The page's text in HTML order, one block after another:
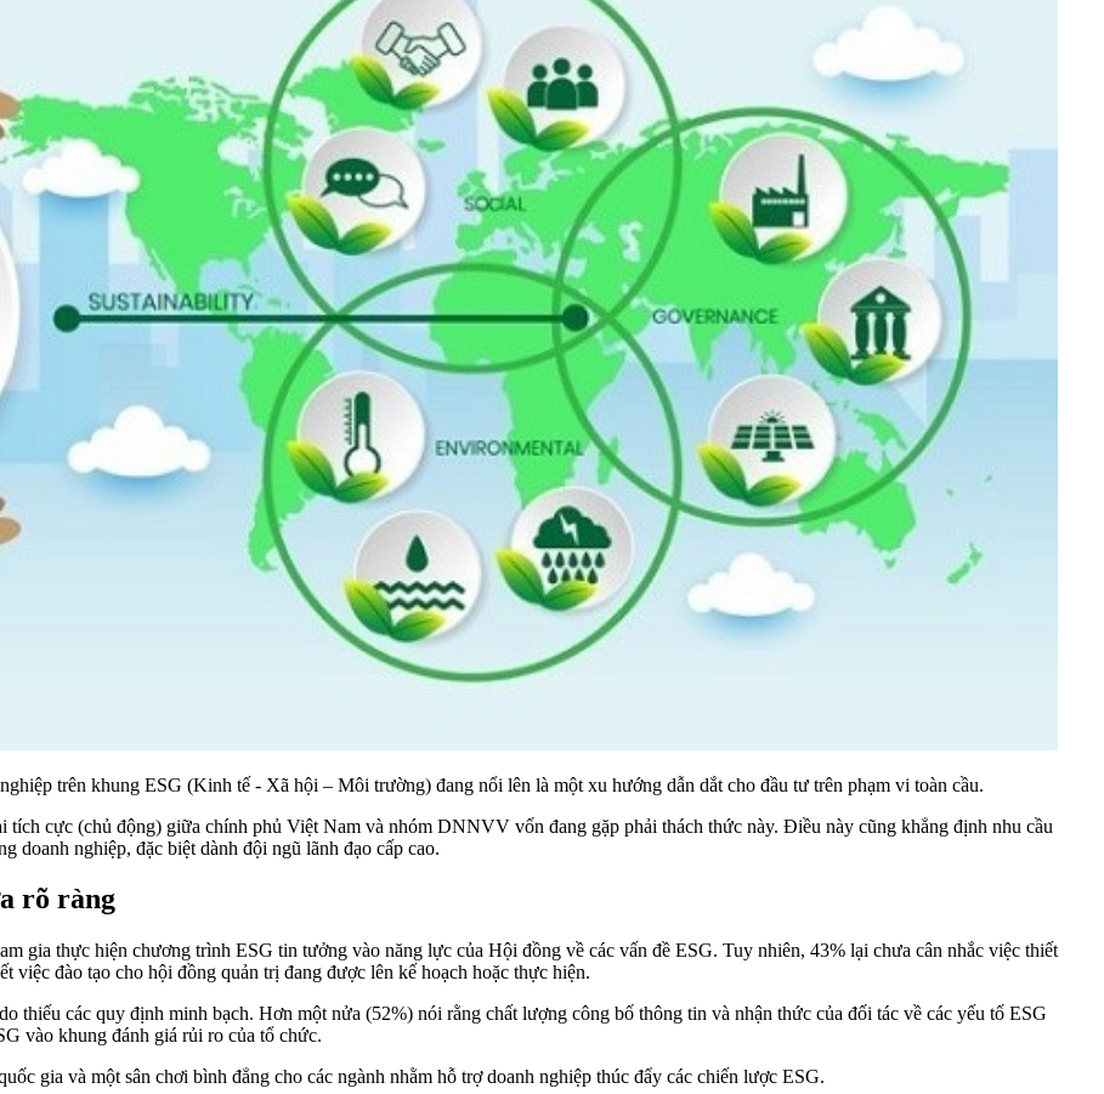
trên khung ESG (Kinh tế - Xã hội – Môi trường) đang nổi lên là một xu hướng dẫn dắt cho đầu tư trên phạm vi toàn cầu.
tích cực (chủ động) giữa chính phủ Việt Nam và nhóm DNNVV vốn đang gặp phải thách thức này. Điều này cũng khẳng định nhu cầu
doanh nghiệp, đặc biệt dành đội ngũ lãnh đạo cấp cao.
rõ ràng
gia thực hiện chương trình ESG tin tưởng vào năng lực của Hội đồng về các vấn đề ESG. Tuy nhiên, 43% lại chưa cân nhắc việc thiết
việc đào tạo cho hội đồng quản trị đang được lên kế hoạch hoặc thực hiện.
thiếu các quy định minh bạch. Hơn một nửa (52%) nói rằng chất lượng công bố thông tin và nhận thức của đối tác về các yếu tố ESG
vào khung đánh giá rủi ro của tổ chức.
gia và một sân chơi bình đẳng cho các ngành nhằm hỗ trợ doanh nghiệp thúc đẩy các chiến lược ESG.